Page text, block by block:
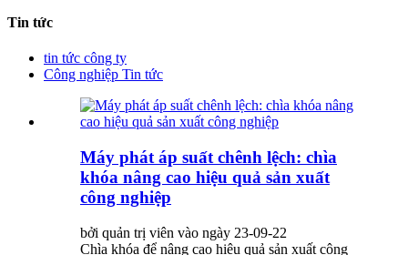
Tin tức
tin tức công ty
Công nghiệp Tin tức
Máy phát áp suất chênh lệch: chìa
khóa nâng cao hiệu quả sản xuất
công nghiệp
bởi quản trị viên vào ngày 23-09-22
Chìa khóa để nâng cao hiệu quả sản xuất công